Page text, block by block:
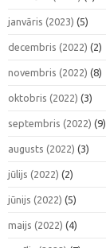
janvāris (2023) (5)
decembris (2022) (2)
novembris (2022) (8)
oktobris (2022) (3)
septembris (2022) (9)
augusts (2022) (3)
jūlijs (2022) (2)
jūnijs (2022) (5)
maijs (2022) (4)